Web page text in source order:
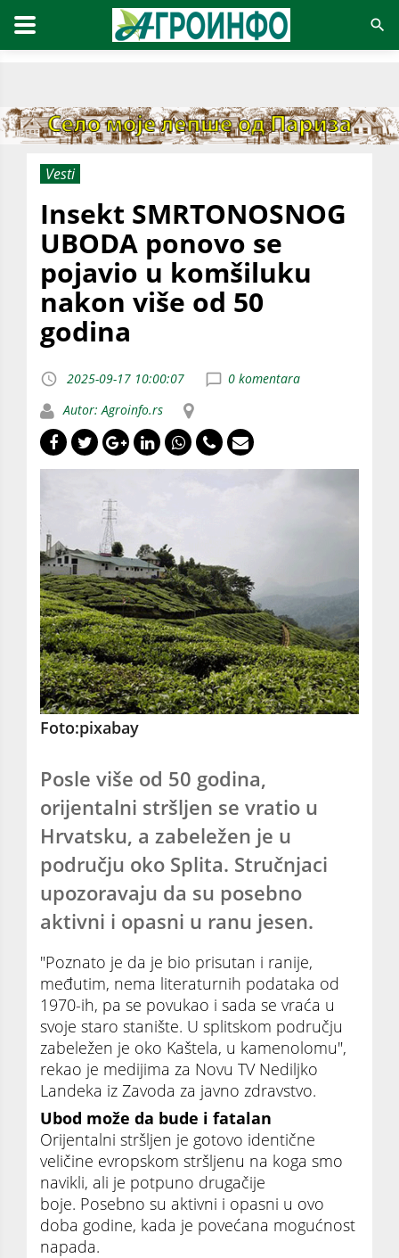
Vesti
Insekt SMRTONOSNOG
UBODA ponovo se
pojavio u komšiluku
nakon više od 50
godina
2025-09-17 10:00:07
0 komentara
Autor: Agroinfo.rs
Foto:pixabay
Posle više od 50 godina,
orijentalni stršljen se vratio u
Hrvatsku, a zabeležen je u
području oko Splita. Stručnjaci
upozoravaju da su posebno
aktivni i opasni u ranu jesen.
"Poznato je da je bio prisutan i ranije,
međutim, nema literaturnih podataka od
1970-ih, pa se povukao i sada se vraća u
svoje staro stanište. U splitskom području
zabeležen je oko Kaštela, u kamenolomu",
rekao je medijima za Novu TV Nediljko
Landeka iz Zavoda za javno zdravstvo.
Ubod može da bude i fatalan
Orijentalni stršljen je gotovo identične
veličine evropskom stršljenu na koga smo
navikli, ali je potpuno drugačije
boje. Posebno su aktivni i opasni u ovo
doba godine, kada je povećana mogućnost
napada.